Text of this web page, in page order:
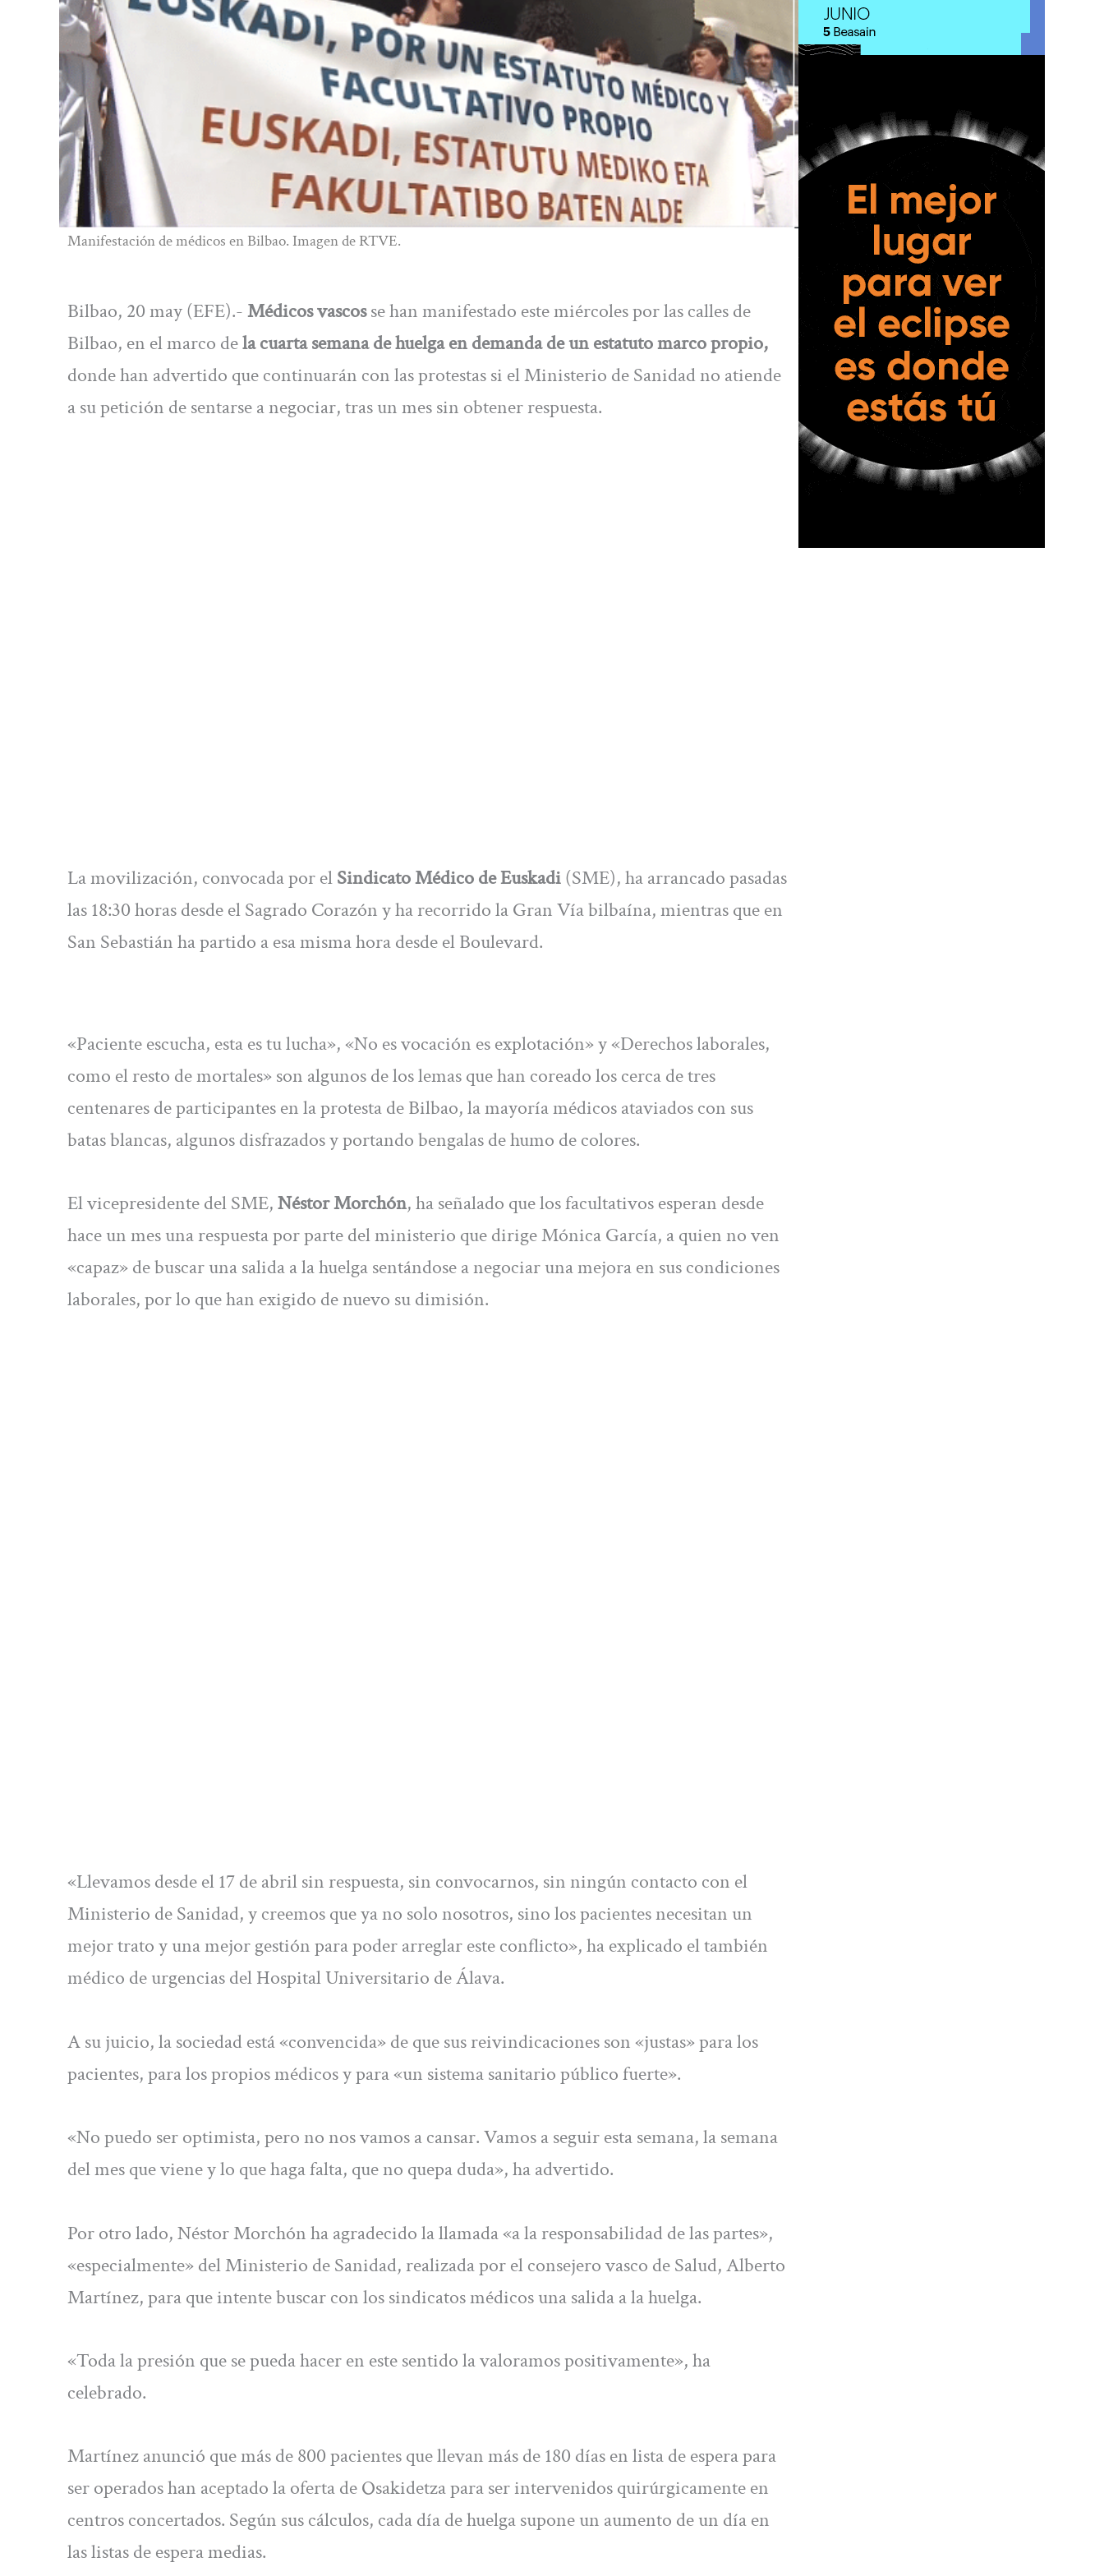
Manifestación de médicos en Bilbao. Imagen de RTVE.
Bilbao, 20 may (EFE).-Médicos vascosse han manifestado este miércoles por las calles de
Bilbao, en el marco dela cuarta semana de huelga en demanda de un estatuto marco propio,
donde han advertido que continuarán con las protestas si el Ministerio de Sanidad no atiende
a su petición de sentarse a negociar, tras un mes sin obtener respuesta.
La movilización, convocada por elSindicato Médico de Euskadi(SME), ha arrancado pasadas
las 18:30 horas desde el Sagrado Corazón y ha recorrido la Gran Vía bilbaína, mientras que en
San Sebastián ha partido a esa misma hora desde el Boulevard.
«Paciente escucha, esta es tu lucha», «No es vocación es explotación» y «Derechos laborales,
como el resto de mortales» son algunos de los lemas que han coreado los cerca de tres
centenares de participantes en la protesta de Bilbao, la mayoría médicos ataviados con sus
batas blancas, algunos disfrazados y portando bengalas de humo de colores.
El vicepresidente del SME,Néstor Morchón, ha señalado que los facultativos esperan desde
hace un mes una respuesta por parte del ministerio que dirige Mónica García, a quien no ven
«capaz» de buscar una salida a la huelga sentándose a negociar una mejora en sus condiciones
laborales, por lo que han exigido de nuevo su dimisión.
«Llevamos desde el 17 de abril sin respuesta, sin convocarnos, sin ningún contacto con el
Ministerio de Sanidad, y creemos que ya no solo nosotros, sino los pacientes necesitan un
mejor trato y una mejor gestión para poder arreglar este conflicto», ha explicado el también
médico de urgencias del Hospital Universitario de Álava.
A su juicio, la sociedad está «convencida» de que sus reivindicaciones son «justas» para los
pacientes, para los propios médicos y para «un sistema sanitario público fuerte».
«No puedo ser optimista, pero no nos vamos a cansar. Vamos a seguir esta semana, la semana
del mes que viene y lo que haga falta, que no quepa duda», ha advertido.
Por otro lado, Néstor Morchón ha agradecido la llamada «a la responsabilidad de las partes»,
«especialmente» del Ministerio de Sanidad, realizada por el consejero vasco de Salud, Alberto
Martínez, para que intente buscar con los sindicatos médicos una salida a la huelga.
«Toda la presión que se pueda hacer en este sentido la valoramos positivamente», ha
celebrado.
Martínez anunció que más de 800 pacientes que llevan más de 180 días en lista de espera para
ser operados han aceptado la oferta de Osakidetza para ser intervenidos quirúrgicamente en
centros concertados. Según sus cálculos, cada día de huelga supone un aumento de un día en
las listas de espera medias.